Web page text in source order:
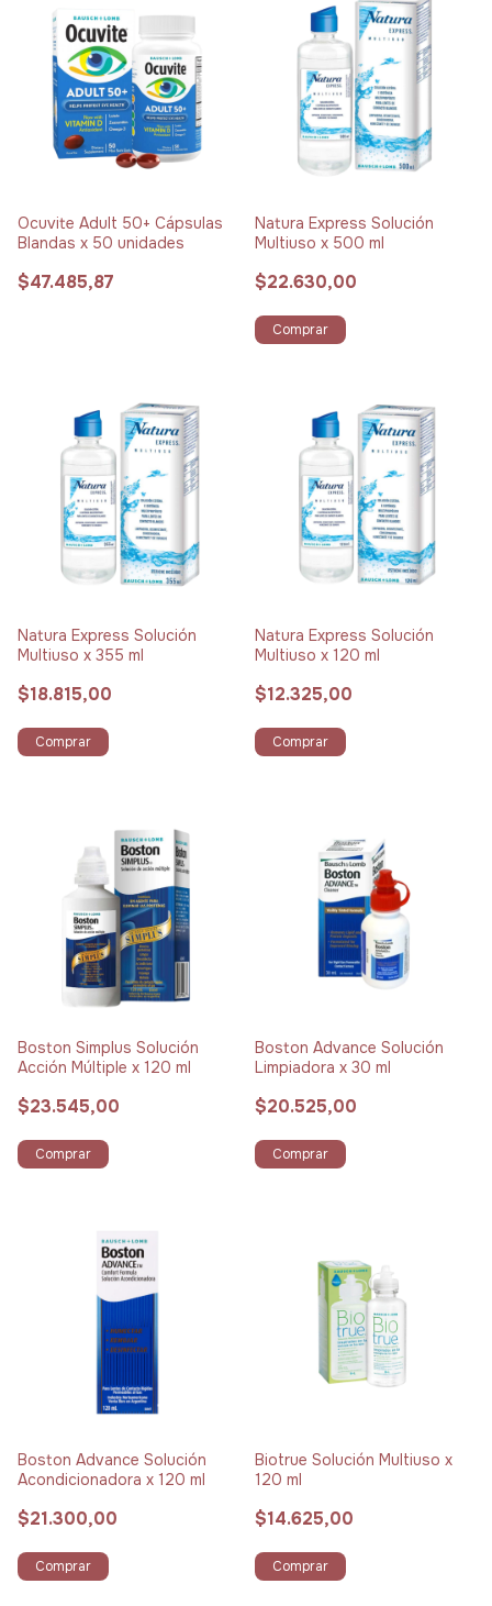
Ocuvite Adult 50+ Cápsulas
Blandas x 50 unidades
$47.485,87
Natura Express Solución
Multiuso x 500 ml
$22.630,00
Comprar
Natura Express Solución
Multiuso x 355 ml
$18.815,00
Comprar
Natura Express Solución
Multiuso x 120 ml
$12.325,00
Comprar
Boston Simplus Solución
Acción Múltiple x 120 ml
$23.545,00
Comprar
Boston Advance Solución
Limpiadora x 30 ml
$20.525,00
Comprar
Boston Advance Solución
Acondicionadora x 120 ml
$21.300,00
Comprar
Biotrue Solución Multiuso x
120 ml
$14.625,00
Comprar